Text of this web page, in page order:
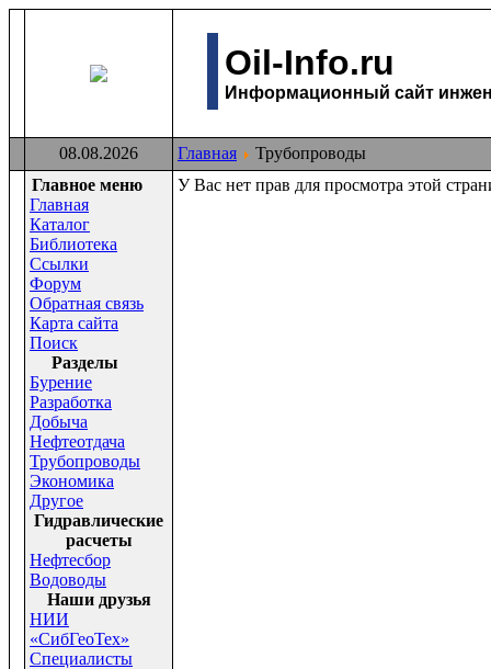
Oil-Info.ru
Информационный сайт
08.08.2026 Главная
Трубопроводы
Главное меню
Главная
Каталог
Библиотека
Ссылки
Форум
Обратная связь
Карта сайта
Поиск
Раздeлы
Бурение
Разработка
Добыча
Нефтеотдача
Трубопроводы
Экономика
Другое
Гидравлические
расчеты
Нефтесбор
Водоводы
Наши друзья
НИИ
«СибГеоТех»
Специалисты
У Вас нет прав для просмотра этой